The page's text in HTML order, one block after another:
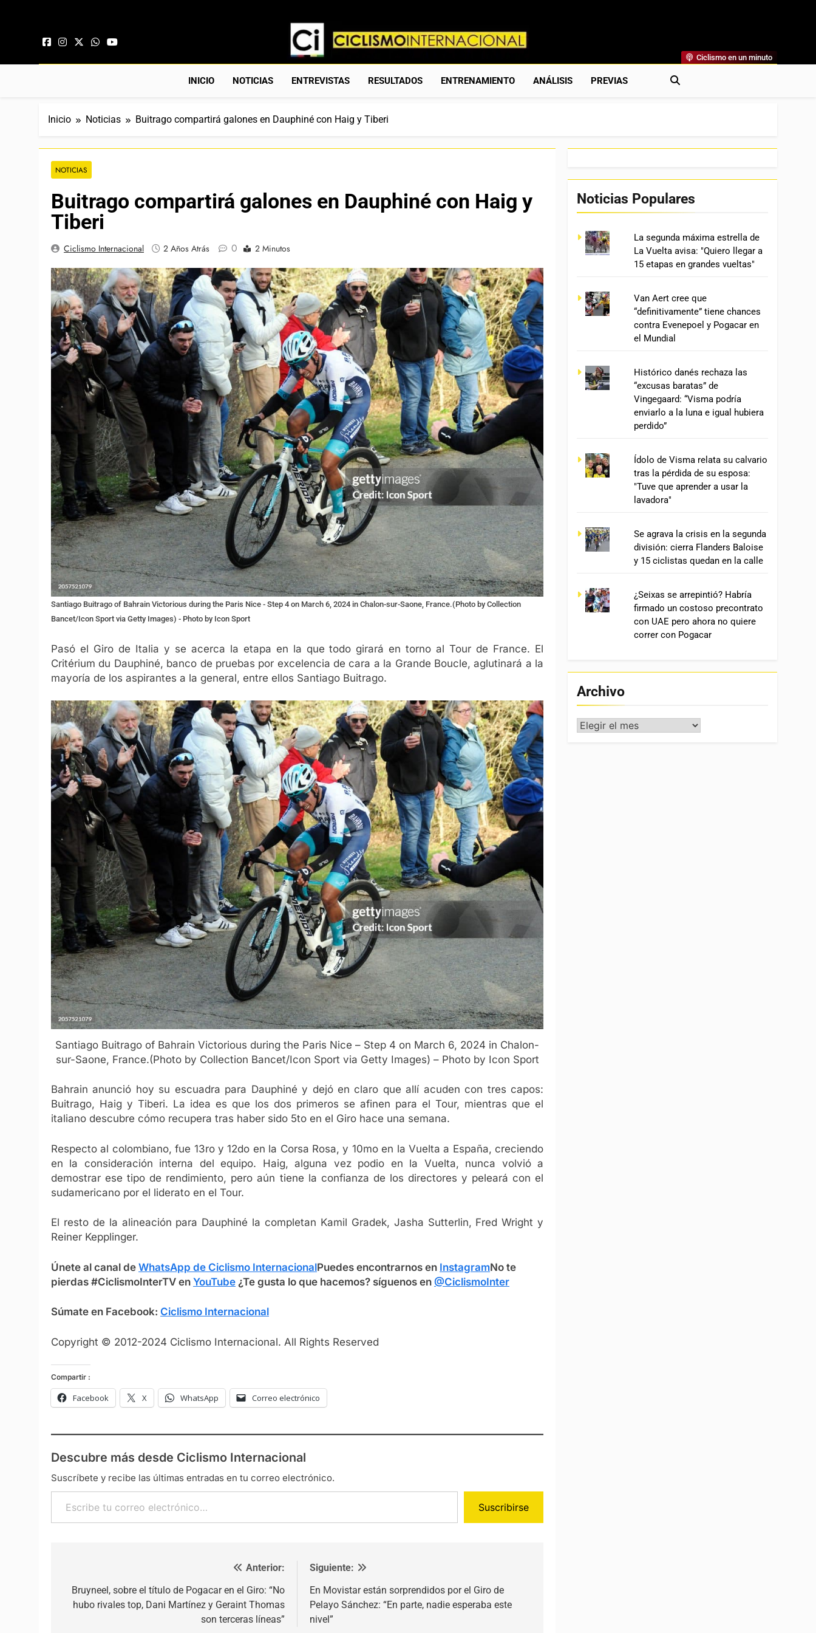
Ciclismo Internacional
Web Dedicada Al Ciclismo Mundial. Entrevistas, Análisis, Crónicas, Previas Y Más. La Web Ciclista De Referencia.
Ciclismo en un minuto
INICIO NOTICIAS ENTREVISTAS RESULTADOS ENTRENAMIENTO ANÁLISIS PREVIAS
Inicio Noticias Buitrago compartirá galones en Dauphiné con Haig y Tiberi
NOTICIAS
Buitrago compartirá galones en Dauphiné con Haig y
Tiberi
Ciclismo Internacional 2 Años Atrás 0 2 Minutos
Santiago Buitrago of Bahrain Victorious during the Paris Nice - Step 4 on March 6, 2024 in Chalon-sur-Saone, France.(Photo by Collection
Bancet/Icon Sport via Getty Images) - Photo by Icon Sport
Pasó el Giro de Italia y se acerca la etapa en la que todo girará en torno al Tour de France. El
Critérium du Dauphiné, banco de pruebas por excelencia de cara a la Grande Boucle, aglutinará a la
mayoría de los aspirantes a la general, entre ellos Santiago Buitrago.
Santiago Buitrago of Bahrain Victorious during the Paris Nice – Step 4 on March 6, 2024 in Chalon-
sur-Saone, France.(Photo by Collection Bancet/Icon Sport via Getty Images) – Photo by Icon Sport
Bahrain anunció hoy su escuadra para Dauphiné y dejó en claro que allí acuden con tres capos:
Buitrago, Haig y Tiberi. La idea es que los dos primeros se afinen para el Tour, mientras que el
italiano descubre cómo recupera tras haber sido 5to en el Giro hace una semana.
Respecto al colombiano, fue 13ro y 12do en la Corsa Rosa, y 10mo en la Vuelta a España, creciendo
en la consideración interna del equipo. Haig, alguna vez podio en la Vuelta, nunca volvió a
demostrar ese tipo de rendimiento, pero aún tiene la confianza de los directores y peleará con el
sudamericano por el liderato en el Tour.
El resto de la alineación para Dauphiné la completan Kamil Gradek, Jasha Sutterlin, Fred Wright y
Reiner Kepplinger.
Únete al canal de WhatsApp de Ciclismo InternacionalPuedes encontrarnos en InstagramNo te
pierdas #CiclismoInterTV en YouTube ¿Te gusta lo que hacemos? síguenos en @CiclismoInter
Súmate en Facebook: Ciclismo Internacional
Copyright © 2012-2024 Ciclismo Internacional. All Rights Reserved
Compartir :
Facebook X WhatsApp Correo electrónico
Descubre más desde Ciclismo Internacional
Suscríbete y recibe las últimas entradas en tu correo electrónico.
Escribe tu correo electrónico…
Suscribirse
Anterior:
Bruyneel, sobre el título de Pogacar en el Giro: “No
hubo rivales top, Dani Martínez y Geraint Thomas
son terceras líneas”
Siguiente:
En Movistar están sorprendidos por el Giro de
Pelayo Sánchez: “En parte, nadie esperaba este
nivel”
Noticias Populares
La segunda máxima estrella de
La Vuelta avisa: "Quiero llegar a
15 etapas en grandes vueltas"
Van Aert cree que
“definitivamente” tiene chances
contra Evenepoel y Pogacar en
el Mundial
Histórico danés rechaza las
“excusas baratas” de
Vingegaard: “Visma podría
enviarlo a la luna e igual hubiera
perdido”
Ídolo de Visma relata su calvario
tras la pérdida de su esposa:
"Tuve que aprender a usar la
lavadora"
Se agrava la crisis en la segunda
división: cierra Flanders Baloise
y 15 ciclistas quedan en la calle
¿Seixas se arrepintió? Habría
firmado un costoso precontrato
con UAE pero ahora no quiere
correr con Pogacar
Archivo
Archivo